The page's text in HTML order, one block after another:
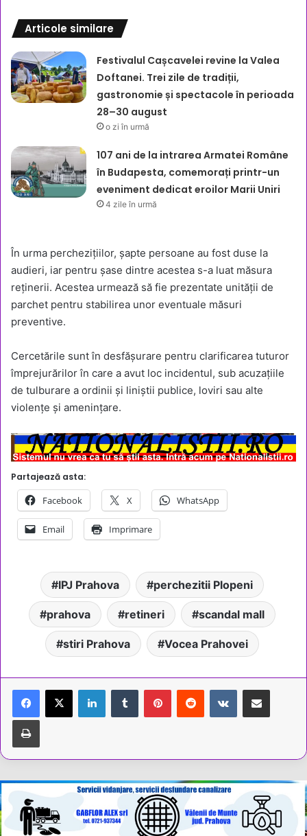
Articole similare
Festivalul Cașcavelei revine la Valea
Doftanei. Trei zile de tradiții,
gastronomie și spectacole în perioada
28–30 august
o zi în urmă
107 ani de la intrarea Armatei Române
în Budapesta, comemorați printr-un
eveniment dedicat eroilor Marii Uniri
4 zile în urmă
În urma perchezițiilor, șapte persoane au fost duse la
audieri, iar pentru șase dintre acestea s-a luat măsura
reținerii. Acestea urmează să fie prezentate unității de
parchet pentru stabilirea unor eventuale măsuri
preventive.
Cercetările sunt în desfășurare pentru clarificarea tuturor
împrejurărilor în care a avut loc incidentul, sub acuzațiile
de tulburare a ordinii și liniștii publice, loviri sau alte
violențe și amenințare.
Partajează asta:
Facebook X WhatsApp
Email Imprimare
IPJ Prahova perchezitii Plopeni
prahova retineri scandal mall
stiri Prahova Vocea Prahovei
LinkedInTumblr PinterestReddit VKontakteShare via Email
Tipărește